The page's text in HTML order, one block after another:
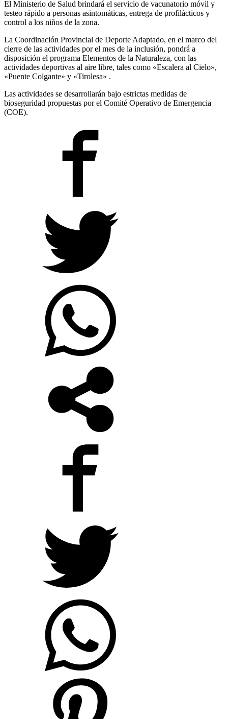
El Ministerio de Salud brindará el servicio de vacunatorio móvil y
testeo rápido a personas asintomáticas, entrega de profilácticos y
control a los niños de la zona.
La Coordinación Provincial de Deporte Adaptado, en el marco del
cierre de las actividades por el mes de la inclusión, pondrá a
disposición el programa Elementos de la Naturaleza, con las
actividades deportivas al aire libre, tales como «Escalera al Cielo»,
«Puente Colgante» y «Tirolesa» .
Las actividades se desarrollarán bajo estrictas medidas de
bioseguridad propuestas por el Comité Operativo de Emergencia
(COE).